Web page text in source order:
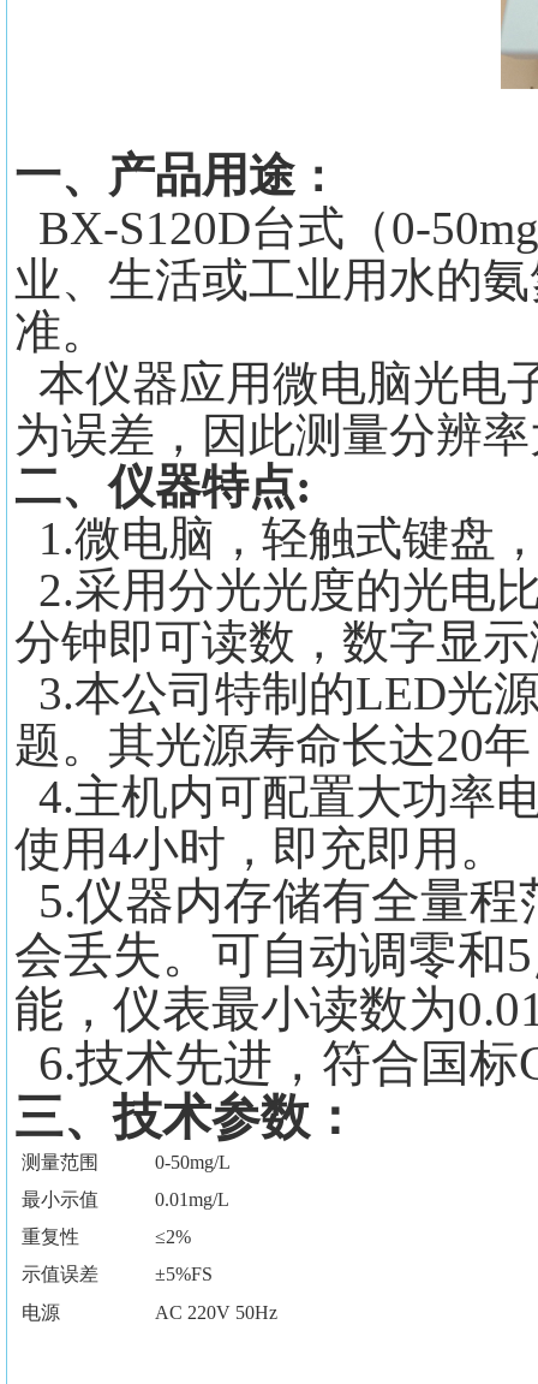
一、产品用途 ：
BX-S120D台式（0-
业、生活或工业用水的
准。
本仪器应用微电脑光电
为误差，因此测量分辨
二、仪器特点:
1.微电脑，轻触式键盘
2.采用分光光度的光电
分钟即可读数，数字显
3.本公司特制的LED光
题。其光源寿命长达20
4.主机内可配置大功率
使用4小时，即充即用。
5.仪器内存储有全量
会丢失。可自动调零和
能，仪表最小读数为
6.技术先进，符合国标
三、技术参数：
测量范围
0-50mg/L
最小示值
0.01mg/L
重复性
≤2%
示值误差
±5%FS
电源
AC 220V 50Hz